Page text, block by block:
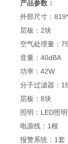
产品参数：
外部
层
空气
音
功
分子过
层
照明
电
报警系统：1套